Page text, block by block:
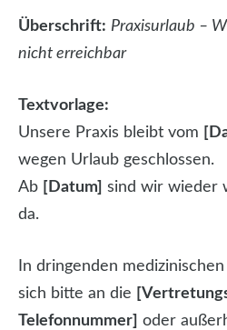
Überschrift: Praxisurlaub –
nicht erreichbar
Textvorlage:
Unsere Praxis bleibt vom
wegen Urlaub geschlossen.
Ab [Datum] sind wir wieder
da.
In dringenden
sich bitte an die
Telefonnummer] oder